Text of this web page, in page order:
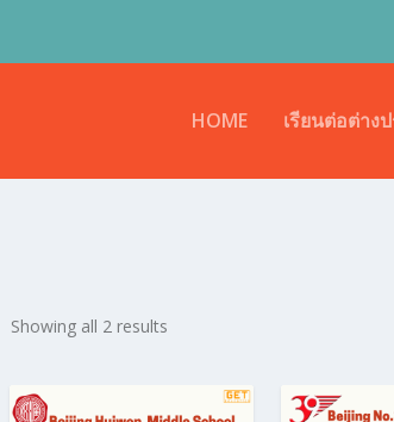
HOME เรียนต่อต่าง
Showing all 2 resultsS